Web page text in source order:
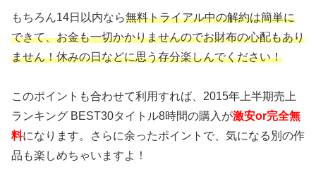
もちろん14日以内なら無料トライアル中の解約は簡単に
できて、お金も一切かかりませんのでお財布の心配もあり
ません！休みの日などに思う存分楽しんでください！
このポイントも合わせて利用すれば、2015年上半期売上
ランキング BEST30タイトル8時間の購入が激安or完全無
料になります。さらに余ったポイントで、気になる別の作
品も楽しめちゃいますよ！